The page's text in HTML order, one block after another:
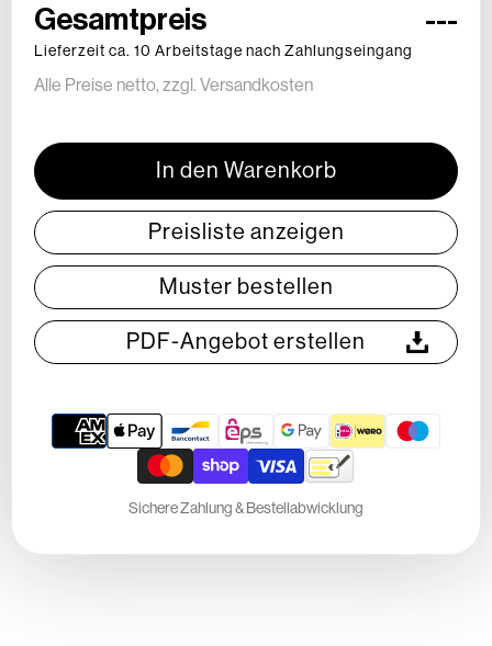
Gesamtpreis ---
Lieferzeit ca. 10 Arbeitstage nach Zahlungseingang
Alle Preise netto, zzgl. Versandkosten
In den Warenkorb
Preisliste anzeigen
Muster bestellen
PDF-Angebot erstellen
Payment
methods
Sichere Zahlung & Bestellabwicklung